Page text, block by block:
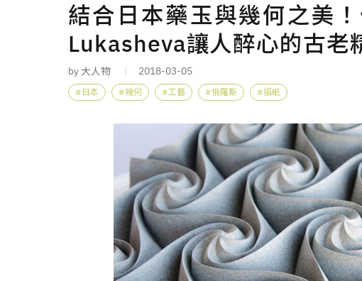
結合日本藥玉與幾何之美
Lukasheva讓人醉心的古老
by 大人物 2018-03-05
日本 幾何 工藝 俄羅斯 摺紙